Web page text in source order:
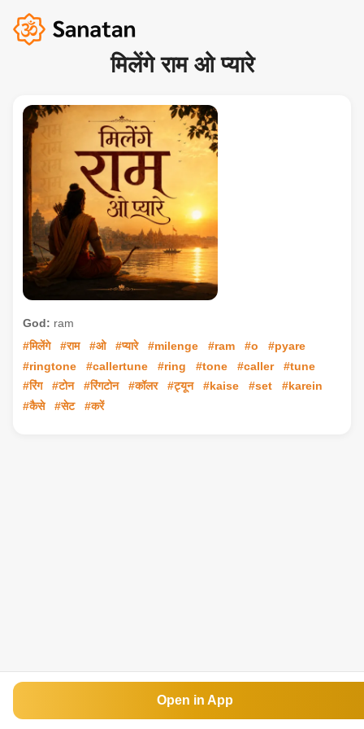
मिलेंगे राम ओ प्यारे
God: ram
#मिलेंगे
#राम #ओ #प्यारे #milenge #ram #o
#pyare
#ringtone
#callertune #ring #tone #caller
#tune
#रिंग
#टोन #रिंगटोन #कॉलर #ट्यून #kaise #set
#karein
#कैसे
#सेट #करें
Open in App